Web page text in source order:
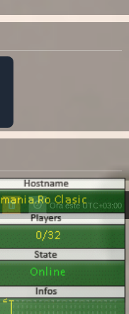
Ora este UTC+03:00